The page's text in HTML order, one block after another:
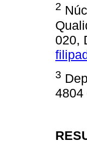
2
020,
3